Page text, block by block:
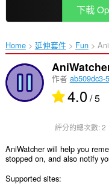
下載
Home 延伸套件 Fun
作者 ab509dc3-
4.0/ 5
評分的總次數:2
AniWatcher will help you
stopped on, and also notify
Supported sites: